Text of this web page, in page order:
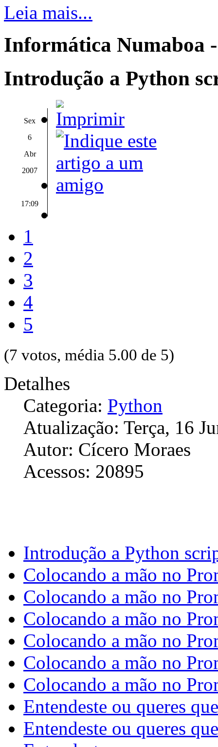
Leia mais...
Informática Numaboa
Introdução a Python
Sex
6
Abr
2007
17:09
1
2
3
4
5
(7 votos, média 5.00 de 5)
Detalhes
Categoria: Python
Atualização: Terça, 16
Autor: Cícero Moraes
Acessos: 20895
Introdução a Python
Colocando a mão no
Colocando a mão no
Colocando a mão no
Colocando a mão no
Colocando a mão no
Colocando a mão no
Entendeste ou queres
Entendeste ou queres